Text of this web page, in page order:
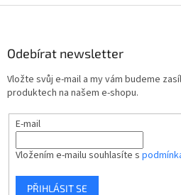
Odebírat newsletter
Vložte svůj e-mail a my vám budeme
produktech na našem e-shopu.
E-mail
Vložením e-mailu souhlasíte s
PŘIHLÁSIT SE